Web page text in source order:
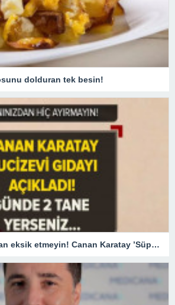
dolduran tek besin!
Sahur sofralarınızdan eksik etmeyin! Canan Karatay ’Süper besin’ diyerek açıkladı! Günde 2 adet tüketirseniz…